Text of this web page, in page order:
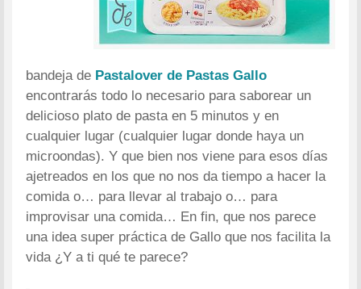
bandeja de Pastalover de Pastas Gallo
encontrarás todo lo necesario para saborear un
delicioso plato de pasta en 5 minutos y en
cualquier lugar (cualquier lugar donde haya un
microondas). Y que bien nos viene para esos días
ajetreados en los que no nos da tiempo a hacer la
comida o… para llevar al trabajo o… para
improvisar una comida… En fin, que nos parece
una idea super práctica de Gallo que nos facilita la
vida ¿Y a ti qué te parece?